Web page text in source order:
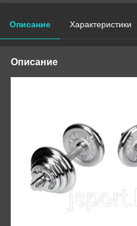
Описание Характеристики
Описание